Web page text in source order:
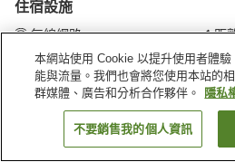
住宿設施
無線網路
距
指定吸菸區
自
首頁 日本 東京 中央區 日本
找客房
本網站使用 Cookie 以提升使用者體
能與流量。我們也會將您使用本站的
群媒體、廣告和分析合作夥伴。
隱私
不要銷售我的個人資訊